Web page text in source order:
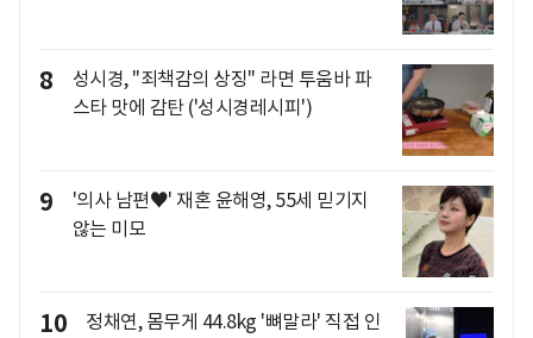
8
성시경, "죄책감의 상징" 라면 투움바 파
스타 맛에 감탄 ('성시경레시피')
9
'의사 남편♥' 재혼 윤해영, 55세 믿기지
않는 미모
10
정채연, 몸무게 44.8kg '뼈말라' 직접 인